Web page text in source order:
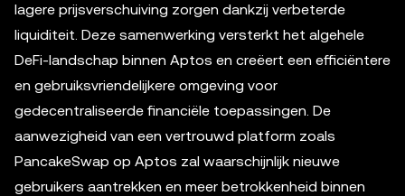
lagere prijsverschuiving zorgen dankzij verbeterde
liquiditeit. Deze samenwerking versterkt het algehele
DeFi-landschap binnen Aptos en creëert een efficiëntere
en gebruiksvriendelijkere omgeving voor
gedecentraliseerde financiële toepassingen. De
aanwezigheid van een vertrouwd platform zoals
PancakeSwap op Aptos zal waarschijnlijk nieuwe
gebruikers aantrekken en meer betrokkenheid binnen